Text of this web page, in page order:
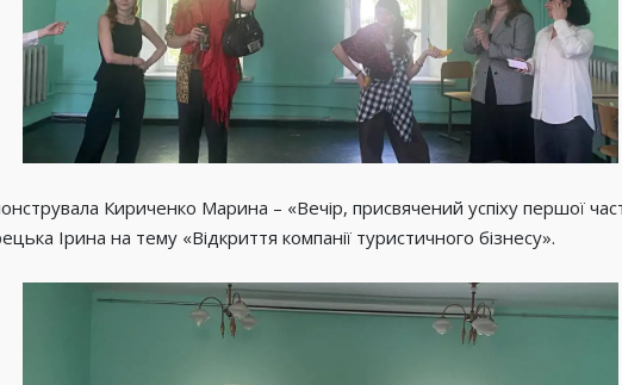
Кириченко Марина – «Вечір, присвячений успіху першої
Ірина на тему «Відкриття компанії туристичного бізнесу».